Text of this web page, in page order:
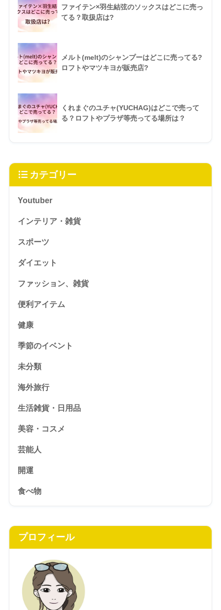
ファイテン×羽生結弦のソックスはどこに売っ
てる？取扱店は?
メルト(melt)のシャンプーはどこに売ってる?
ロフトやマツキヨが販売店?
くれまぐのユチャ(YUCHAG)はどこで売って
る？ロフトやプラザ等売ってる場所は？
カテゴリー
Youtuber
インテリア・雑貨
スポーツ
ダイエット
ファッション、雑貨
便利アイテム
健康
季節のイベント
未分類
海外旅行
生活雑貨・日用品
美容・コスメ
芸能人
開運
食べ物
プロフィール